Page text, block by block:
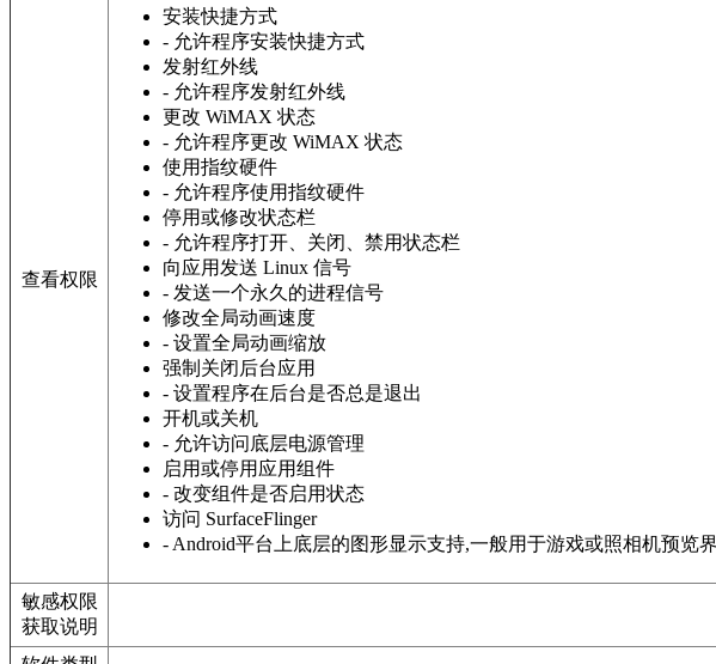
查看权限
安装快捷方式
- 允许程序安装快捷方式
发射红外线
- 允许程序发射红外线
更改 WiMAX 状态
- 允许程序更改 WiMAX 状态
使用指纹硬件
- 允许程序使用指纹硬件
停用或修改状态栏
- 允许程序打开、关闭、禁用状态栏
向应用发送 Linux 信号
- 发送一个永久的进程信号
修改全局动画速度
- 设置全局动画缩放
强制关闭后台应用
- 设置程序在后台是否总是退出
开机或关机
- 允许访问底层电源管理
启用或停用应用组件
- 改变组件是否启用状态
访问 SurfaceFlinger
- Android平台上底层的图形显示支持,一般用于游戏或照相机预览
敏感权限
获取说明